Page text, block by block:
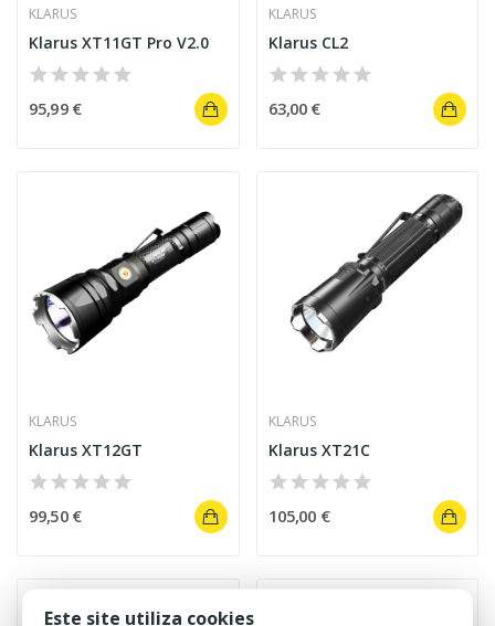
KLARUS
Klarus XT11GT Pro V2.0
95,99 €
KLARUS
Klarus CL2
63,00 €
KLARUS
Klarus XT12GT
99,50 €
KLARUS
Klarus XT21C
105,00 €
Este site utiliza cookies